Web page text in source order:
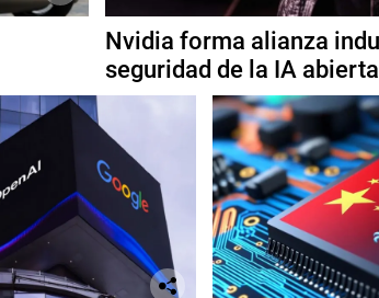
Nvidia forma alianza
seguridad de la IA abierta